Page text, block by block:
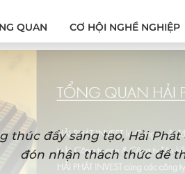
QUAN CƠ HỘI NGHỀ NGHIỆP
thúc đẩy sáng tạo, Hải
đón nhận thách thức để